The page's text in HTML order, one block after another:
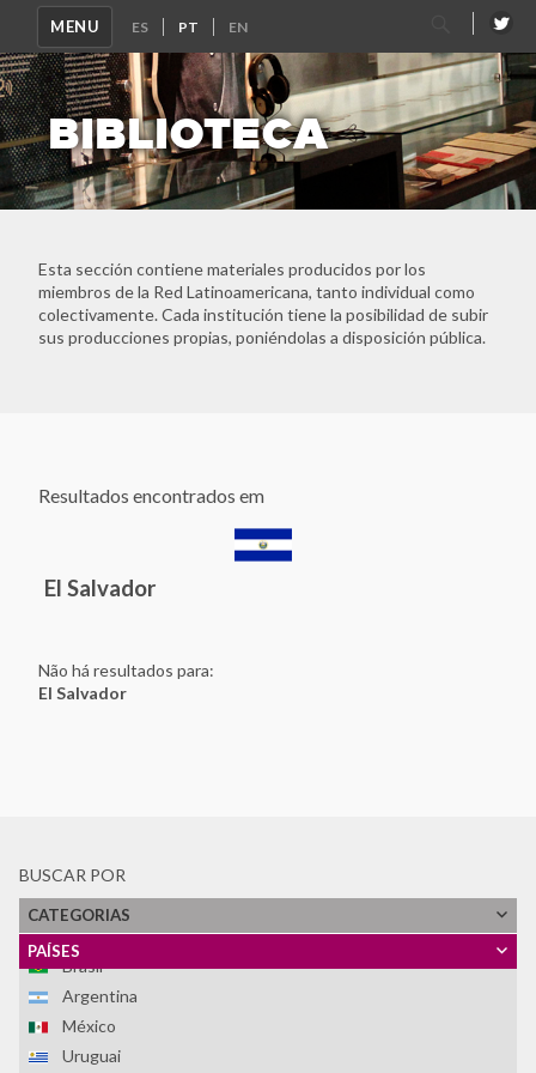
MENU
Pesquisar
por:
BIBLIOTECA
Esta sección contiene materiales producidos por los
miembros de la Red Latinoamericana, tanto individual como
colectivamente. Cada institución tiene la posibilidad de subir
sus producciones propias, poniéndolas a disposición pública.
Resultados encontrados em
El Salvador
Não há resultados para:
El Salvador
BUSCAR POR
CATEGORIAS
PAÍSES
Ver Todos
Honduras
Brasil
Argentina
México
Uruguai